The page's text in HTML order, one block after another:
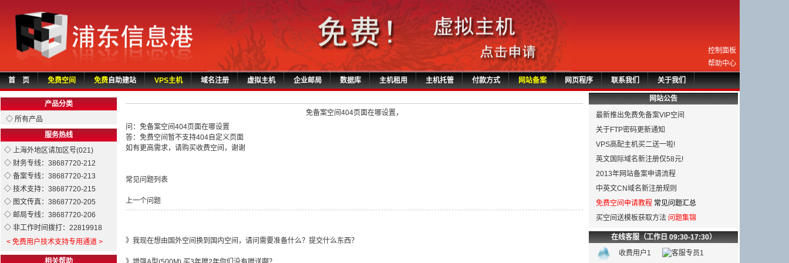
控制面板
帮助中心
首 页 免费空间 免费 自助建站 VPS主机 域名注册 虚拟主机 企业邮局 数据库 主机租用 主机托管 付款方式 网站备案 网页程序 联系我们 关于我们
产品分类
◇ 所有产品
服务热线
◇ 上海外地区请加区号(021)
◇ 财务专线：38687720-212
◇ 备案专线：38687720-213
◇ 技术支持：38687720-215
◇ 图文传真：38687720-205
◇ 邮局专线：38687720-206
◇ 非工作时间拨打：22819918
< 免费用户技术支持专用通道 >
相关帮助
免备案空间404页面在哪设置，
问：免备案空间404页面在哪设置
答：免费空间暂不支持404自定义页面
如有更高需求，请购买收费空间，谢谢
常见问题列表
上一个问题
》 我现在想由国外空间换到国内空间，请问需要准备什么？提交什么东西？
网站公告
最新推出免费免备案VIP空间
关于FTP密码更新通知
VPS高配主机买二送一啦!
英文国际域名新注册仅58元!
2013年网站备案申请流程
中英文CN域名新注册规则
免费空间申请教程 常见问题汇总
买空间送模板获取方法 问题集锦
在线客服（工作日 09:30-17:30）
收费用户1